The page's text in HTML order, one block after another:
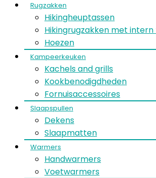
Rugzakken
Hikingheuptassen
Hikingrugzakken met
Hoezen
Kampeerkeuken
Kachels and grills
Kookbenodigdheden
Fornuisaccessoires
Slaapspullen
Dekens
Slaapmatten
Warmers
Handwarmers
Voetwarmers